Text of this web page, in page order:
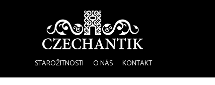
STAROŽITNOSTI O NÁS KONTAKT